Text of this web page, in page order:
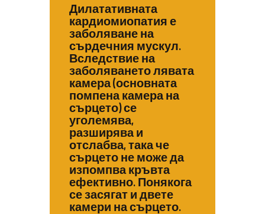
Дилатативната
кардиомиопатия е
заболяване на
сърдечния мускул.
Вследствие на
заболяването лявата
камера (основната
помпена камера на
сърцето) се
уголемява,
разширява и
отслабва, така че
сърцето не може да
изпомпва кръвта
ефективно. Понякога
се засягат и двете
камери на сърцето.